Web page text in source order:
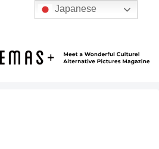
Japanese